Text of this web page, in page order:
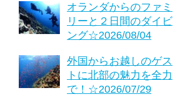
オランダからのファミ
リーと２日間のダイビ
ング☆2026/08/04
外国からお越しのゲス
トに北部の魅力を全力
で！☆2026/07/29